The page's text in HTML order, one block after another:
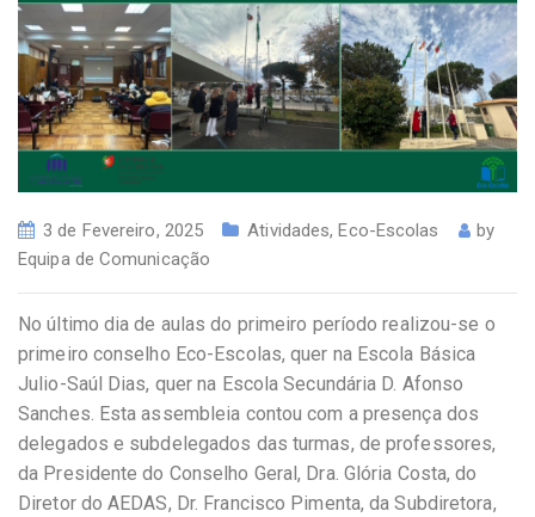
3 de Fevereiro, 2025 Atividades, Eco-Escolas
by
Equipa de Comunicação
No último dia de aulas do primeiro período realizou-se o
primeiro conselho Eco-Escolas, quer na Escola Básica
Julio-Saúl Dias, quer na Escola Secundária D. Afonso
Sanches. Esta assembleia contou com a presença dos
delegados e subdelegados das turmas, de professores,
da Presidente do Conselho Geral, Dra. Glória Costa, do
Diretor do AEDAS, Dr. Francisco Pimenta, da Subdiretora,